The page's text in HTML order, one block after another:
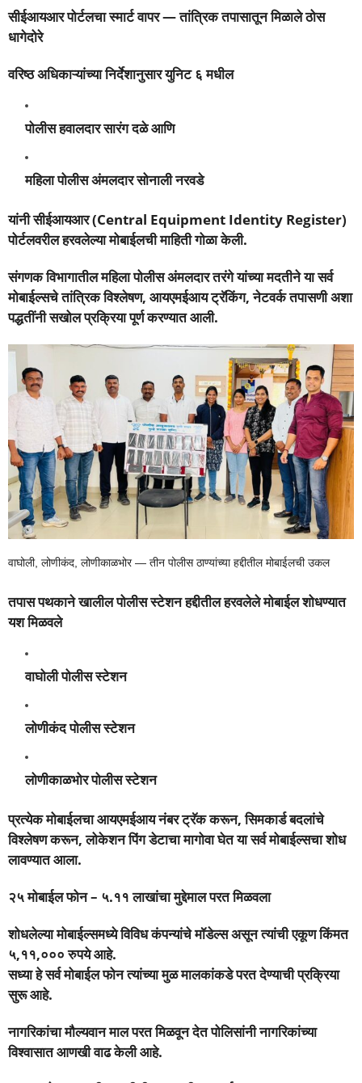
सीईआयआर पोर्टलचा स्मार्ट वापर — तांत्रिक तपासातून मिळाले ठोस
धागेदोरे
वरिष्ठ अधिकाऱ्यांच्या निर्देशानुसार युनिट ६ मधील
पोलीस हवालदार सारंग दळे आणि
महिला पोलीस अंमलदार सोनाली नरवडे
यांनी सीईआयआर (Central Equipment Identity Register)
पोर्टलवरील हरवलेल्या मोबाईलची माहिती गोळा केली.
संगणक विभागातील महिला पोलीस अंमलदार तरंगे यांच्या मदतीने या सर्व
मोबाईल्सचे तांत्रिक विश्लेषण, आयएमईआय ट्रॅकिंग, नेटवर्क तपासणी अशा
पद्धतींनी सखोल प्रक्रिया पूर्ण करण्यात आली.
वाघोली, लोणीकंद, लोणीकाळभोर — तीन पोलीस ठाण्यांच्या हद्दीतील मोबाईलची उकल
तपास पथकाने खालील पोलीस स्टेशन हद्दीतील हरवलेले मोबाईल शोधण्यात
यश मिळवले
वाघोली पोलीस स्टेशन
लोणीकंद पोलीस स्टेशन
लोणीकाळभोर पोलीस स्टेशन
प्रत्येक मोबाईलचा आयएमईआय नंबर ट्रॅक करून, सिमकार्ड बदलांचे
विश्लेषण करून, लोकेशन पिंग डेटाचा मागोवा घेत या सर्व मोबाईल्सचा शोध
लावण्यात आला.
२५ मोबाईल फोन – ५.११ लाखांचा मुद्देमाल परत मिळवला
शोधलेल्या मोबाईल्समध्ये विविध कंपन्यांचे मॉडेल्स असून त्यांची एकूण किंमत
५,११,००० रुपये आहे.
सध्या हे सर्व मोबाईल फोन त्यांच्या मुळ मालकांकडे परत देण्याची प्रक्रिया
सुरू आहे.
नागरिकांचा मौल्यवान माल परत मिळवून देत पोलिसांनी नागरिकांच्या
विश्वासात आणखी वाढ केली आहे.